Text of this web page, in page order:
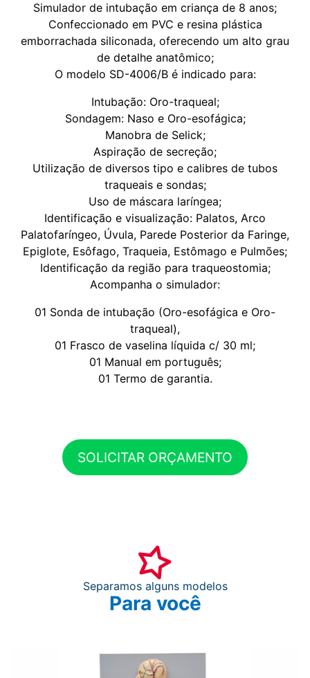
Simulador de intubação em criança de 8 anos;
Confeccionado em PVC e resina plástica
emborrachada siliconada, oferecendo um alto grau
de detalhe anatômico;
O modelo SD-4006/B é indicado para:
Intubação: Oro-traqueal;
Sondagem: Naso e Oro-esofágica;
Manobra de Selick;
Aspiração de secreção;
Utilização de diversos tipo e calibres de tubos
traqueais e sondas;
Uso de máscara laríngea;
Identificação e visualização: Palatos, Arco
Palatofaríngeo, Úvula, Parede Posterior da Faringe,
Epiglote, Esôfago, Traqueia, Estômago e Pulmões;
Identificação da região para traqueostomia;
Acompanha o simulador:
01 Sonda de intubação (Oro-esofágica e Oro-
traqueal),
01 Frasco de vaselina líquida c/ 30 ml;
01 Manual em português;
01 Termo de garantia.
SOLICITAR ORÇAMENTO
Separamos alguns modelos
Para você